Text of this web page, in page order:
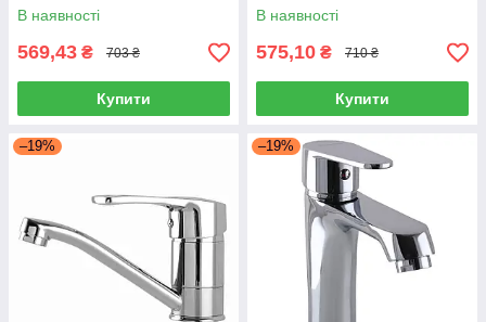
В наявності
569,43 ₴ 703 ₴
Купити
В наявності
575,10 ₴ 710 ₴
Купити
–19% –19%